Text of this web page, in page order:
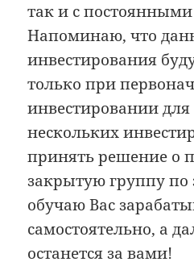
так и с
Напоминаю, что
инвестирования
только при
инвестировании
нескольких
принять решение о
закрытую группу по
обучаю Вас
самостоятельно, а
останется за вами!